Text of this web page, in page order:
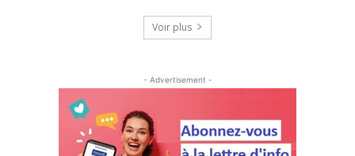
Voir plus
- Advertisement -